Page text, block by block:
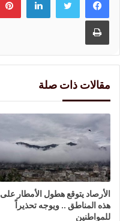
طباعة
مقالات ذات صلة
الأرصاد يتوقع هطول الأمطار على
هذه المناطق .. ويوجه تحذيراً
للمواطنين